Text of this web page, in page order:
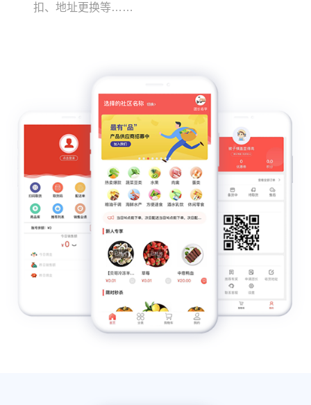
扣、地址更换等……